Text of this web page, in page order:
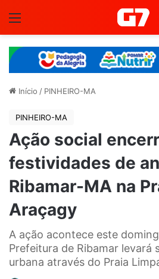
Início / PINHEIRO-MA
PINHEIRO-MA
Ação social
festividades de
Ribamar-MA na
Araçagy
A ação acontece este
Prefeitura de Ribamar levará
urbana através do Praia